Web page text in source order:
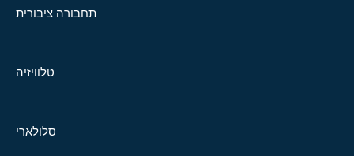
תחבורה ציבורית
טלוויזיה
סלולארי